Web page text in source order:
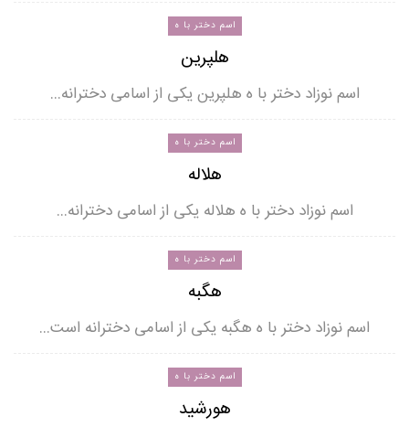
اسم دختر با ه
هلپرین
اسم نوزاد دختر با ه هلپرین یکی از اسامی دخترانه…
اسم دختر با ه
هلاله
اسم نوزاد دختر با ه هلاله یکی از اسامی دخترانه…
اسم دختر با ه
هگبه
اسم نوزاد دختر با ه هگبه یکی از اسامی دخترانه است…
اسم دختر با ه
هورشید